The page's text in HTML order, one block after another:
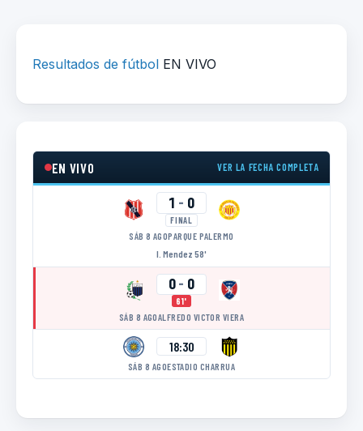
Resultados de fútbol EN VIVO
EN VIVO VER LA FECHA COMPLETA
1 - 0
FINAL
SÁB 8 AGOPARQUE PALERMO
I. Mendez 58'
0- 0
61'
SÁB 8 AGOALFREDO VICTOR VIERA
18:30
SÁB 8 AGOESTADIO CHARRUA